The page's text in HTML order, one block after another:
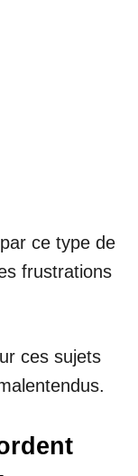
ce type de
frustrations
ces sujets